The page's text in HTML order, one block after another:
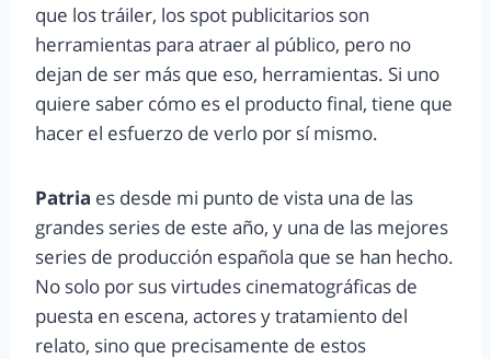
que los tráiler, los spot publicitarios son
herramientas para atraer al público, pero no
dejan de ser más que eso, herramientas. Si uno
quiere saber cómo es el producto final, tiene que
hacer el esfuerzo de verlo por sí mismo.
Patria es desde mi punto de vista una de las
grandes series de este año, y una de las mejores
series de producción española que se han hecho.
No solo por sus virtudes cinematográficas de
puesta en escena, actores y tratamiento del
relato, sino que precisamente de estos